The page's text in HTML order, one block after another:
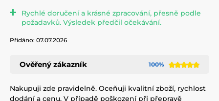
Rychlé doručení a krásné zpracování, přesně podle
požadavků. Výsledek předčil očekávání.
Přidáno: 07.07.2026
Ověřený zákazník 100%
Nakupuji zde pravidelně. Oceňuji kvalitní zboží, rychlost
dodání a cenu. V případě poškození při přepravě